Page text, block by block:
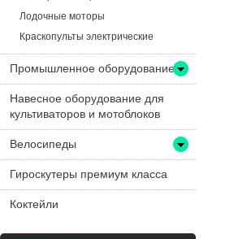
Лодочные моторы
Краскопульты электрические
Промышленное оборудование
Навесное оборудование для
культиваторов и мотоблоков
Велосипеды
Гироскутеры премиум класса
Коктейли